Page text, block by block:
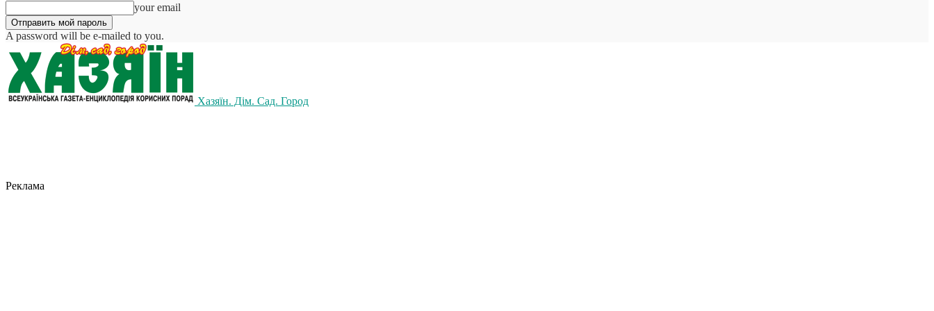
your email
A password will be e-mailed to you.
Хазяїн. Дім. Сад. Город
Реклама